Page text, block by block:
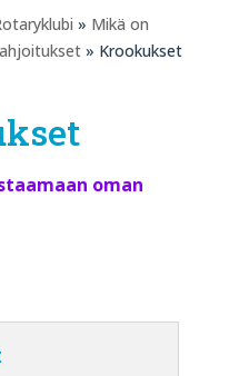
» Mikä on
» Krookukset
oman